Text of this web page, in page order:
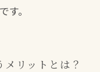
。
リットとは？